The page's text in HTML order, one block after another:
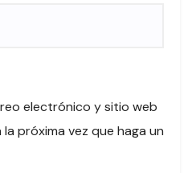
electrónico y sitio web
próxima vez que haga un